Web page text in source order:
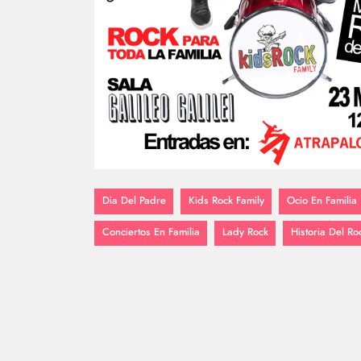
Dia Del Padre Kids Rock Family Ocio En Familia
Conciertos En Familia Lady Rock Historia Del